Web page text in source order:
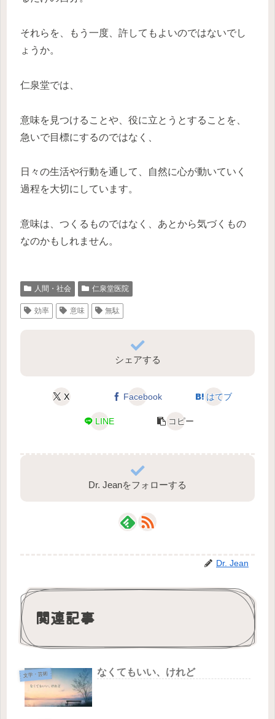
それらを、もう一度、許してもよいのではないでし
ょうか。
仁泉堂では、
意味を見つけることや、役に立とうとすることを、
急いで目標にするのではなく、
日々の生活や行動を通して、自然に心が動いていく
過程を大切にしています。
意味は、つくるものではなく、あとから気づくもの
なのかもしれません。
人間・社会 仁泉堂医院
効率 意味 無駄
シェアする
X Facebook はてブ
LINE コピー
Dr. Jeanをフォローする
Dr. Jean
関連記事
文学・芸術 なくてもいい、けれど